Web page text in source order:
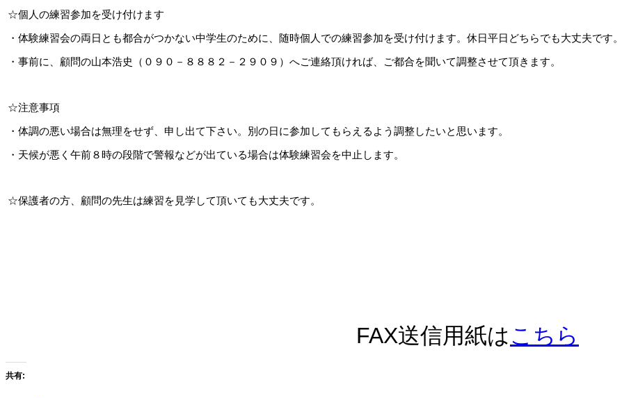
☆個人の練習参加を受け付けます
・体験練習会の両日とも都合がつかない中学生のために、随時個人での練習参加を受け付けます。休日平日どちらでも大丈夫です。
・事前に、顧問の山本浩史（０９０－８８８２－２９０９）へご連絡頂ければ、ご都合を聞いて調整させて頂きます。
☆注意事項
・体調の悪い場合は無理をせず、申し出て下さい。別の日に参加してもらえるよう調整したいと思います。
・天候が悪く午前８時の段階で警報などが出ている場合は体験練習会を中止します。
☆保護者の方、顧問の先生は練習を見学して頂いても大丈夫です。
FAX送信用紙はこちら
共有: